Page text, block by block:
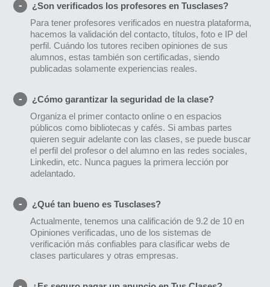
¿Son verificados los profesores en Tusclases?
Para tener profesores verificados en nuestra plataforma,
hacemos la validación del contacto, títulos, foto e IP del
perfil. Cuándo los tutores reciben opiniones de sus
alumnos, estas también son certificadas, siendo
publicadas solamente experiencias reales.
¿Cómo garantizar la seguridad de la clase?
Organiza el primer contacto online o en espacios
públicos como bibliotecas y cafés. Si ambas partes
quieren seguir adelante con las clases, se puede buscar
el perfil del profesor o del alumno en las redes sociales,
Linkedin, etc. Nunca pagues la primera lección por
adelantado.
¿Qué tan bueno es Tusclases?
Actualmente, tenemos una calificación de 9.2 de 10 en
Opiniones verificadas, uno de los sistemas de
verificación más confiables para clasificar webs de
clases particulares y otras empresas.